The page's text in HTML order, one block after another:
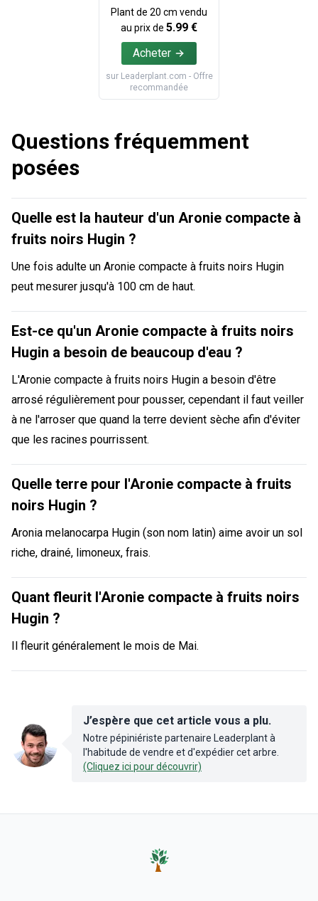
Plant de 20 cm vendu
au prix de 5.99 €
Acheter
sur Leaderplant.com - Offre
recommandée
Questions fréquemment
posées
Quelle est la hauteur d'un Aronie compacte à
fruits noirs Hugin ?
Une fois adulte un Aronie compacte à fruits noirs Hugin
peut mesurer jusqu'à 100 cm de haut.
Est-ce qu'un Aronie compacte à fruits noirs
Hugin a besoin de beaucoup d'eau ?
L'Aronie compacte à fruits noirs Hugin a besoin d'être
arrosé régulièrement pour pousser, cependant il faut veiller
à ne l'arroser que quand la terre devient sèche afin d'éviter
que les racines pourrissent.
Quelle terre pour l'Aronie compacte à fruits
noirs Hugin ?
Aronia melanocarpa Hugin (son nom latin) aime avoir un sol
riche, drainé, limoneux, frais.
Quant fleurit l'Aronie compacte à fruits noirs
Hugin ?
Il fleurit généralement le mois de Mai.
J’espère que cet article vous a plu.
Notre pépiniériste partenaire Leaderplant à
l'habitude de vendre et d'expédier cet arbre.
(Cliquez ici pour découvrir)